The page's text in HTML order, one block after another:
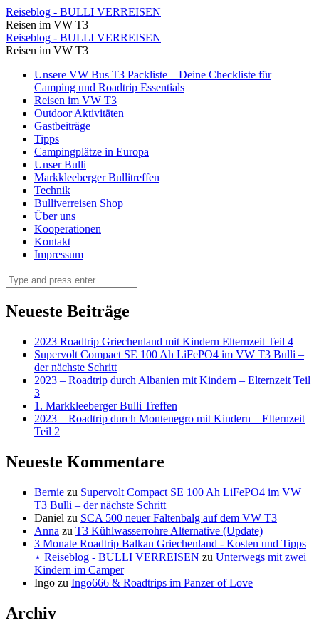
Bereit
zum
Ablegen...
Reiseblog
BULLI
VERREISEN
Reiseblog - BULLI VERREISEN
Reisen im VW T3
Bereit
zum
Ablegen...
Reiseblog
BULLI
VERREISEN
Reiseblog - BULLI VERREISEN
Reisen im VW T3
Skip
content
Unsere VW Bus T3 Packliste – Deine Checkliste für
Camping und Roadtrip Essentials
Reisen im VW T3
Outdoor Aktivitäten
Gastbeiträge
Tipps
Campingplätze in Europa
Unser Bulli
Markkleeberger Bullitreffen
Technik
Bulliverreisen Shop
Über uns
Kooperationen
Kontakt
Impressum
Search
Neueste Beiträge
2023 Roadtrip Griechenland mit Kindern Elternzeit Teil 4
Supervolt Compact SE 100 Ah LiFePO4 im VW T3 Bulli –
der nächste Schritt
2023 – Roadtrip durch Albanien mit Kindern – Elternzeit Teil
3
1. Markkleeberger Bulli Treffen
2023 – Roadtrip durch Montenegro mit Kindern – Elternzeit
Teil 2
Neueste Kommentare
Bernie zu Supervolt Compact SE 100 Ah LiFePO4 im VW
T3 Bulli – der nächste Schritt
Daniel zu SCA 500 neuer Faltenbalg auf dem VW T3
Anna zu T3 Kühlwasserrohre Alternative (Update)
3 Monate Roadtrip Balkan Griechenland - Kosten und Tipps
⋆ Reiseblog - BULLI VERREISEN zu Unterwegs mit zwei
Kindern im Camper
Ingo zu Ingo666 & Roadtrips im Panzer of Love
Archiv